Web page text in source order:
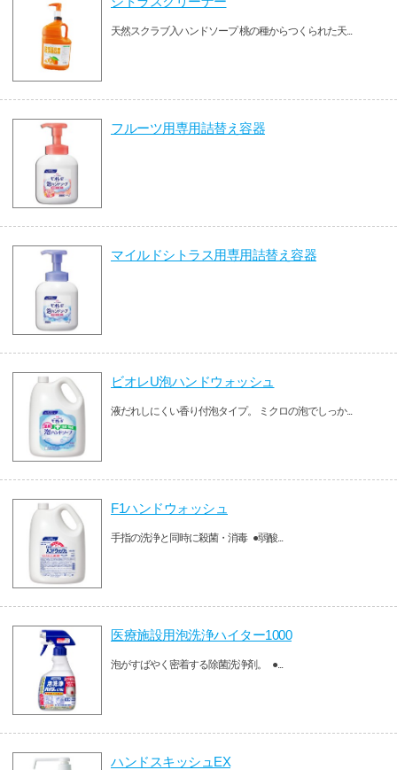
天然スクラブ入ハンドソープ 桃の種からつくられた天...
フルーツ用専用詰替え容器
マイルドシトラス用専用詰替え容器
ビオレU泡ハンドウォッシュ
液だれしにくい香り付泡タイプ。 ミクロの泡でしっか...
F1ハンドウォッシュ
手指の洗浄と同時に殺菌・消毒 ●弱酸...
医療施設用泡洗浄ハイター1000
泡がすばやく密着する除菌洗浄剤。 ●...
ハンドスキッシュEX